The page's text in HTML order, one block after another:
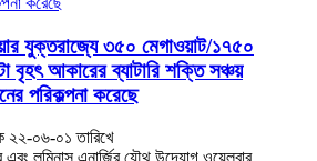
যুক্তরাজ্যে ৩৫০ মেগাওয়াট/১৭৫০
বৃহৎ আকারের ব্যাটারি শক্তি সঞ্চয়
পরিকল্পনা করেছে
২২-০৬-০১ তারিখে